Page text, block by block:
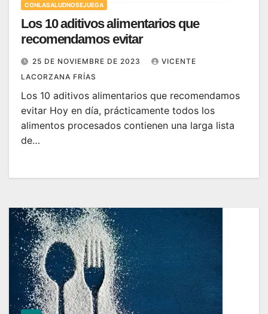
CONLASALUDNOSEJUEGA
Los 10 aditivos alimentarios que
recomendamos evitar
25 DE NOVIEMBRE DE 2023
VICENTE
LACORZANA FRÍAS
Los 10 aditivos alimentarios que recomendamos
evitar Hoy en día, prácticamente todos los
alimentos procesados contienen una larga lista
de…